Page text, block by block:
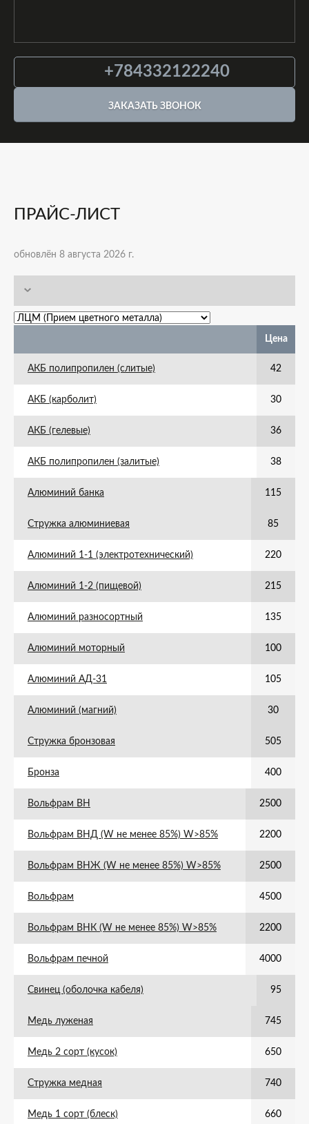
+784332122240
ЗАКАЗАТЬ ЗВОНОК
ПРАЙС-ЛИСТ
обновлён 8 августа 2026 г.
Цена
АКБ полипропилен (слитые) 42
АКБ (карболит) 30
АКБ (гелевые) 36
АКБ полипропилен (залитые) 38
Алюминий банка 115
Стружка алюминиевая 85
Алюминий 1-1 (электротехнический) 220
Алюминий 1-2 (пищевой) 215
Алюминий разносортный 135
Алюминий моторный 100
Алюминий АД-31 105
Алюминий (магний) 30
Стружка бронзовая 505
Бронза 400
Вольфрам ВН 2500
Вольфрам ВНД (W не менее 85%) W>85% 2200
Вольфрам ВНЖ (W не менее 85%) W>85% 2500
Вольфрам 4500
Вольфрам ВНК (W не менее 85%) W>85% 2200
Вольфрам печной 4000
Свинец (оболочка кабеля) 95
Медь луженая 745
Медь 2 сорт (кусок) 650
Стружка медная 740
Медь 1 сорт (блеск) 660